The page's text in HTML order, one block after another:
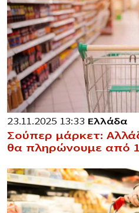
23.11.2025 13:33 Ελλάδα
Σούπερ μάρκετ:
θα πληρώνουμε από